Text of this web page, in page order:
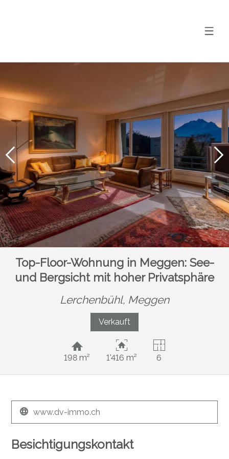
Top-Floor-Wohnung in Meggen: See-
und Bergsicht mit hoher Privatsphäre
Lerchenbühl, Meggen
Verkauft
198 m² 1'416 m² 6
www.dv-immo.ch
Besichtigungskontakt